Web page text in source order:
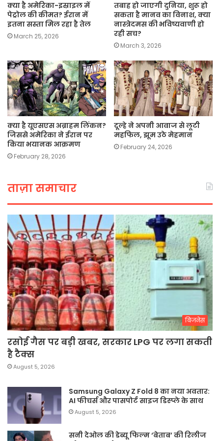
क्या है अमेरिका-इस्राइल में
पेट्रोल की कीमत? ईरान में
इतना सस्ता मिल रहा है तेल
March 25, 2026
तबाह हो जाएगी दुनिया, शुरू हो
सकता है मानव का विनाश, क्या
नास्त्रेदमस की भविष्यवाणी हो
रही सच?
March 3, 2026
क्या है यूएसएस अब्राहम लिंकन?
जिससे अमेरिका ने ईरान पर
किया भयानक आक्रमण
February 28, 2026
दूल्हे ने अपनी आवाज से लूटी
महफिल, झूम उठे मेहमान
February 24, 2026
ताज़ा समाचार
बिजनेस
रसोई गैस पर बड़ी खबर, सरकार LPG पर लगा सकती
है टैक्स
August 5, 2026
Samsung Galaxy Z Fold 8 का नया अवतार:
AI फीचर्स और पासपोर्ट साइज डिस्प्ले के साथ
August 5, 2026
सनी देओल की डेब्यू फिल्म ‘बेताब’ की रिलीज